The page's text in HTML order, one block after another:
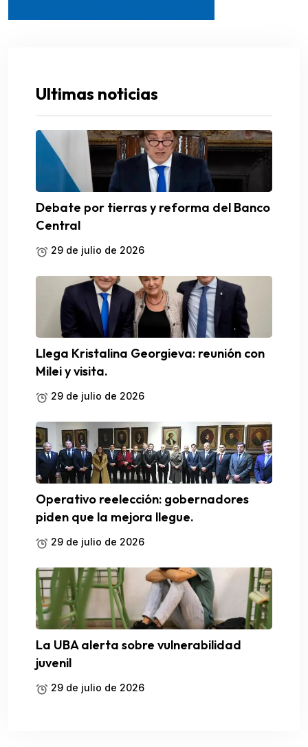
Ultimas noticias
Debate por tierras y reforma del Banco
Central
29 de julio de 2026
Llega Kristalina Georgieva: reunión con
Milei y visita.
29 de julio de 2026
Operativo reelección: gobernadores
piden que la mejora llegue.
29 de julio de 2026
La UBA alerta sobre vulnerabilidad
juvenil
29 de julio de 2026